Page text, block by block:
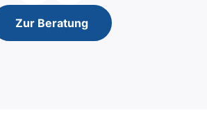
Zur Beratung